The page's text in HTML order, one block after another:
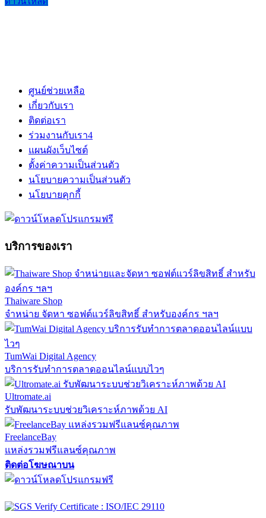
ศูนย์ช่วยเหลือ
เกี่ยวกับเรา
ติดต่อเรา
ร่วมงานกับเรา4
แผนผังเว็บไซต์
ตั้งค่าความเป็นส่วนตัว
นโยบายความเป็นส่วนตัว
นโยบายคุกกี้
บริการของเรา
Thaiware Shop
จำหน่าย จัดหา ซอฟต์แวร์ลิขสิทธิ์ สำหรับองค์กร ฯลฯ
TumWai Digital Agency
บริการรับทำการตลาดออนไลน์แบบไวๆ
Ultromate.ai
รับพัฒนาระบบช่วยวิเคราะห์ภาพด้วย AI
FreelanceBay
แหล่งรวมฟรีแลนซ์คุณภาพ
ติดต่อโฆษณาบน